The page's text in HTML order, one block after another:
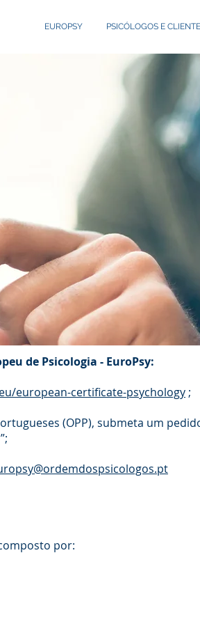
EUROPSY PSICÓLOGOS E
de Psicologia - EuroPsy:
european-certificate-psychology ;
(OPP), submeta um
por: